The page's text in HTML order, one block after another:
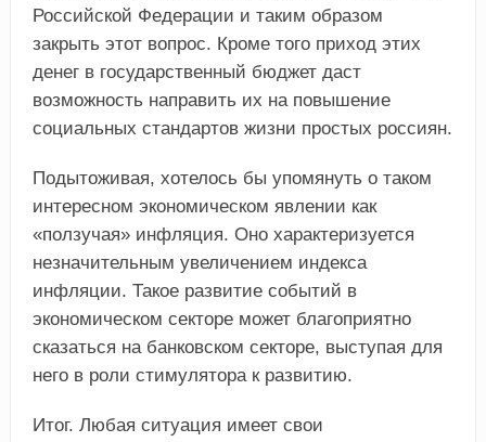
Российской Федерации и таким образом
закрыть этот вопрос. Кроме того приход этих
денег в государственный бюджет даст
возможность направить их на повышение
социальных стандартов жизни простых россиян.
Подытоживая, хотелось бы упомянуть о таком
интересном экономическом явлении как
«ползучая» инфляция. Оно характеризуется
незначительным увеличением индекса
инфляции. Такое развитие событий в
экономическом секторе может благоприятно
сказаться на банковском секторе, выступая для
него в роли стимулятора к развитию.
Итог. Любая ситуация имеет свои